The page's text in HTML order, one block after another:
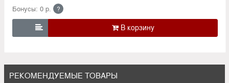
Бонусы: 0 р. ?

РЕКОМЕНДУЕМЫЕ ТОВАРЫ